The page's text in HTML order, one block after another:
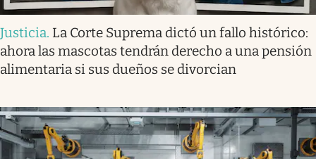
Justicia. La Corte Suprema dictó un fallo histórico:
ahora las mascotas tendrán derecho a una pensión
alimentaria si sus dueños se divorcian